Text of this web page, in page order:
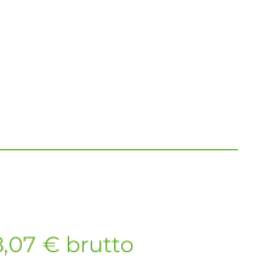
€ brutto